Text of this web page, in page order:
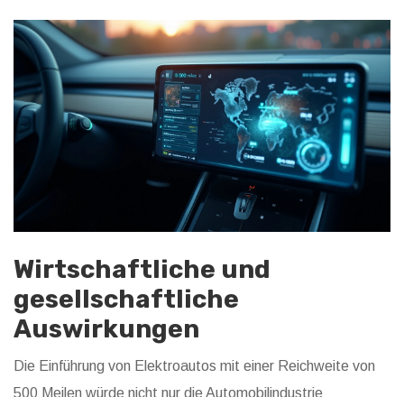
Wirtschaftliche und
gesellschaftliche
Auswirkungen
Die Einführung von Elektroautos mit einer Reichweite von
500 Meilen würde nicht nur die Automobilindustrie